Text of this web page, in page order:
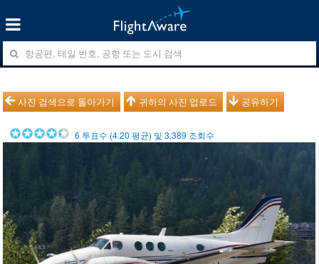
사진 검색으로 돌아가기 귀하의 사진 업로드 공유하기
6 투표수 (4.20 평균) 및3,389 조회수